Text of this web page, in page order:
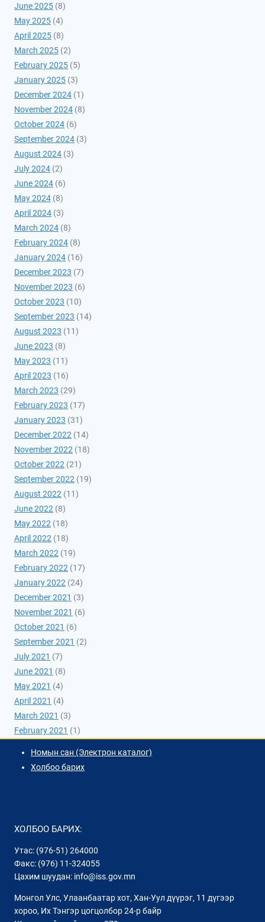
June 2025 (8)
May 2025 (4)
April 2025 (8)
March 2025 (2)
February 2025 (5)
January 2025 (3)
December 2024 (1)
November 2024 (8)
October 2024 (6)
September 2024 (3)
August 2024 (3)
July 2024 (2)
June 2024 (6)
May 2024 (8)
April 2024 (3)
March 2024 (8)
February 2024 (8)
January 2024 (16)
December 2023 (7)
November 2023 (6)
October 2023 (10)
September 2023 (14)
August 2023 (11)
June 2023 (8)
May 2023 (11)
April 2023 (16)
March 2023 (29)
February 2023 (17)
January 2023 (31)
December 2022 (14)
November 2022 (18)
October 2022 (21)
September 2022 (19)
August 2022 (11)
June 2022 (8)
May 2022 (18)
April 2022 (18)
March 2022 (19)
February 2022 (17)
January 2022 (24)
December 2021 (3)
November 2021 (6)
October 2021 (6)
September 2021 (2)
July 2021 (7)
June 2021 (8)
May 2021 (4)
April 2021 (4)
March 2021 (3)
February 2021 (1)
Номын сан (Электрон каталог)
Холбоо барих
ХОЛБОО БАРИХ:
Утас: (976-51) 264000
Факс: (976) 11-324055
Цахим шуудан: info@iss.gov.mn
Монгол Улс, Улаанбаатар хот, Хан-Уул дүүрэг, 11 дүгээр
хороо, Их Тэнгэр цогцолбор 24-р байр